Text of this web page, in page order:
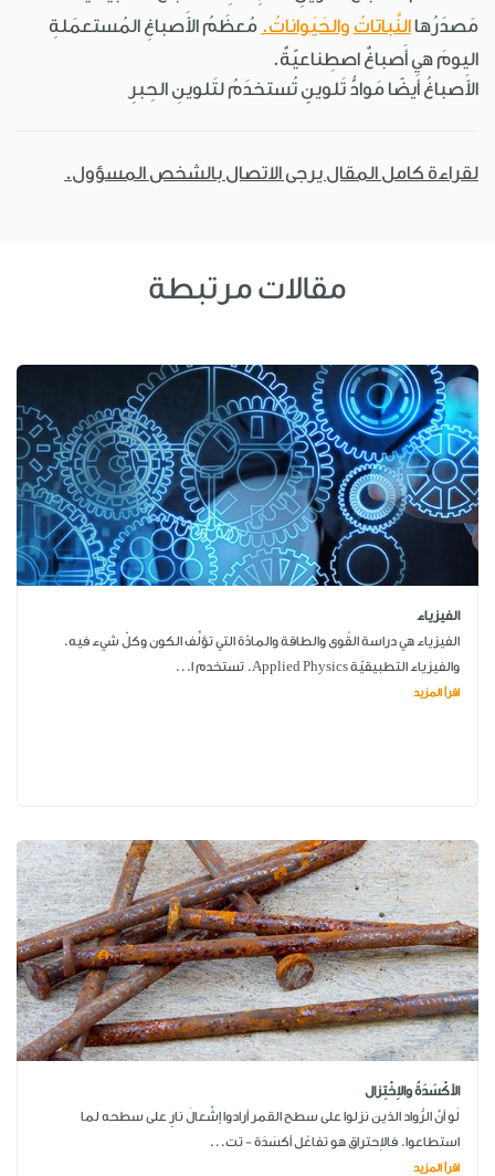
مَصدَرُها النَّباتاتُ والحَيَواناتُ. مُعظَمُ الأَصباغِ المُستعمَلةِ
اليومَ هي أَصباغٌ اصطِناعيّةٌ.
الأَصباغُ أَيضًا مَوادُّ تَلوينٍ تُستخدَمُ لتَلوينِ الحِبرِ
لقراءة كامل المقال يرجى الاتصال بالشخص المسؤول.
مقالات مرتبطة
الفيزياء
الفيزياء هي دراسة القُوى والطاقة والمادّة التي تؤلِّف الكون وكلّ شيء فيه.
والفيزياء التطبيقيّة Applied Physics. تستخدم ا...
اقرأ المزيد
الأكْسَدَةُ والاِخْتِزال
لَو أنَّ الرُّواد الذين نزلوا على سطح القمر أرادوا إشْعالَ نارٍ على سطحه لما
استطاعوا. فالاِحتراق هو تفاعُل أكسَدَة - تت...
اقرأ المزيد